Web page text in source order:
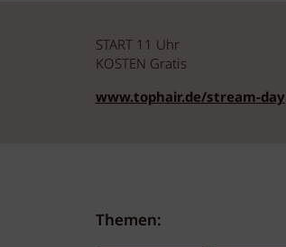
START 11 Uhr
KOSTEN Gratis
www.tophair.de/stream-day
Themen: